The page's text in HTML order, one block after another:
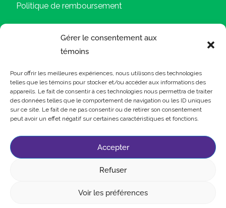
Gérer le consentement aux
témoins
Pour offrir les meilleures expériences, nous utilisons des technologies
telles que les témoins pour stocker et/ou accéder aux informations des
appareils. Le fait de consentir à ces technologies nous permettra de traiter
des données telles que le comportement de navigation ou les ID uniques
sur ce site. Le fait de ne pas consentir ou de retirer son consentement
peut avoir un effet négatif sur certaines caractéristiques et fonctions.
Accepter
Refuser
Voir les préférences
Politique de remboursement
Modalités et conditions
Relevé 24
Emploi
Contactez-nous